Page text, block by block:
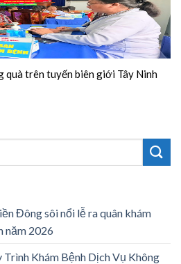
quà trên tuyến biên giới Tây Ninh
Đông sôi nổi lễ ra quân khám
năm 2026
Khám Bệnh Dịch Vụ Không